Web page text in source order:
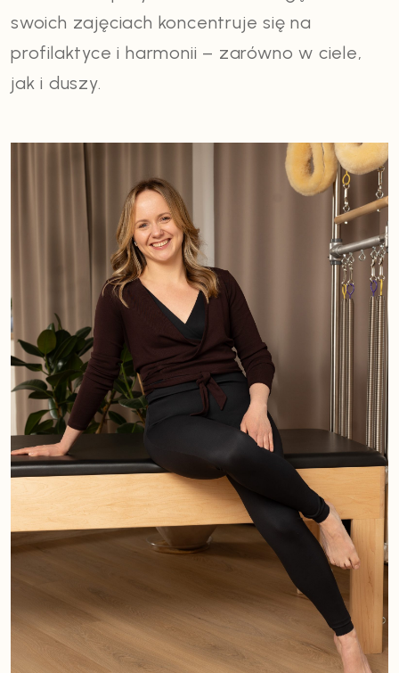
swoich zajęciach koncentruje się na
profilaktyce i harmonii – zarówno w ciele,
jak i duszy.